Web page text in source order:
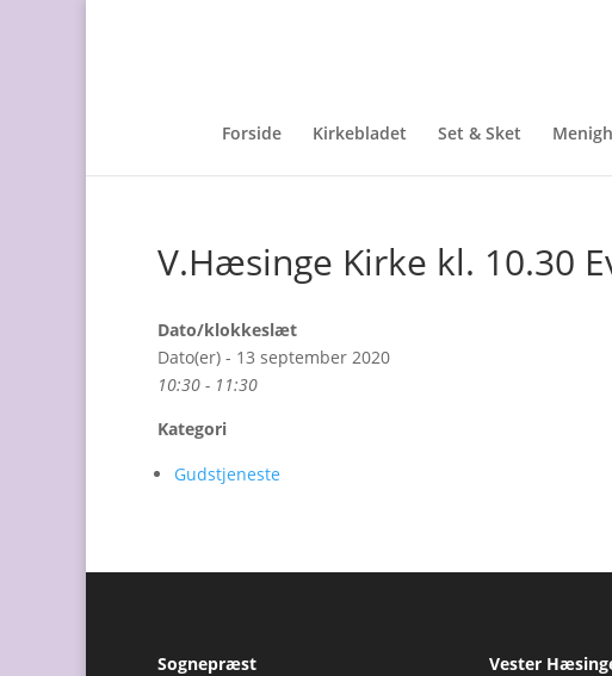
Forside Kirkebladet Set & Sket
V.Hæsinge Kirke kl. 10.30
Dato/klokkeslæt
Dato(er) - 13 september 2020
10:30 - 11:30
Kategori
Gudstjeneste
Sognepræst
Vester